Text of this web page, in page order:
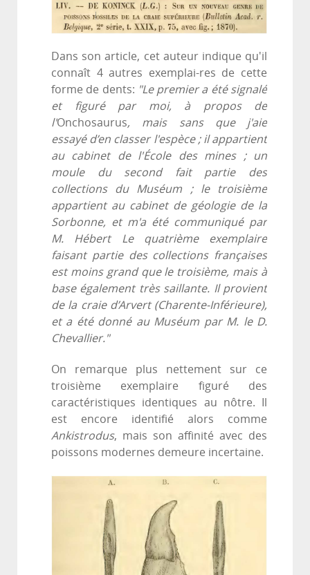
Dans son article, cet auteur indique qu'il
connaît 4 autres exemplai-res de cette
forme de dents: "Le premier a été signalé
et figuré par moi, à propos de
l'Onchosaurus, mais sans que j'aie
essayé d’en classer l'espèce ; il appartient
au cabinet de l'École des mines ; un
moule du second fait partie des
collections du Muséum ; le troisième
appartient au cabinet de géologie de la
Sorbonne, et m'a été communiqué par
M. Hébert Le quatrième exemplaire
faisant partie des collections françaises
est moins grand que le troisième, mais à
base également très saillante. Il provient
de la craie d’Arvert (Charente-Inférieure),
et a été donné au Muséum par M. le D.
Chevallier."
On remarque plus nettement sur ce
troisième exemplaire figuré des
caractéristiques identiques au nôtre. Il
est encore identifié alors comme
Ankistrodus, mais son affinité avec des
poissons modernes demeure incertaine.